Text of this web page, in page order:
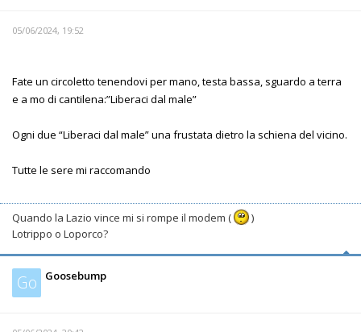
05/06/2024, 19:52
Fate un circoletto tenendovi per mano, testa bassa, sguardo a terra
e a mo di cantilena:”Liberaci dal male”
Ogni due “Liberaci dal male” una frustata dietro la schiena del vicino.
Tutte le sere mi raccomando
Quando la Lazio vince mi si rompe il modem (
)
Lotrippo o Loporco?
Go Goosebump